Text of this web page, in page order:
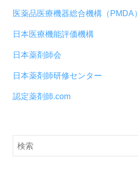
医薬品医療機器総合機構（PMDA）
日本医療機能評価機構
日本薬剤師会
日本薬剤師研修センター
認定薬剤師.com